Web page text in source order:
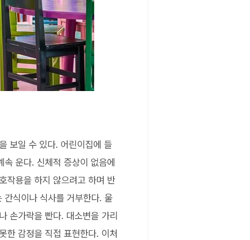
보일 수 있다. 어린이집에 들
운다. 신체적 증상이 없음에
작용을 하지 않으려고 하며 반
식이나 식사를 거부한다. 울
손가락을 빤다. 대소변을 가리
한 감정을 직접 표현한다. 이처